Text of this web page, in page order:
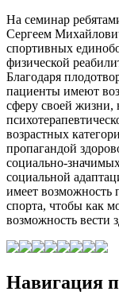
На семинар
Сергеем
спортивных
физической
Благодаря
пациенты имеют
сферу своей жизни,
возрастных
пропагандой
социально-
социальной
имеет возможность
спорта, чтобы как
возможность вести
Навигация